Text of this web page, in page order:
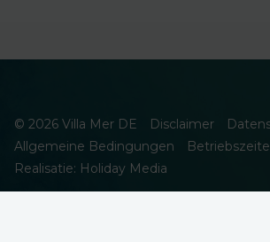
© 2026 Villa Mer DE Disclaimer
Allgemeine Bedingungen
Realisatie: Holiday Media